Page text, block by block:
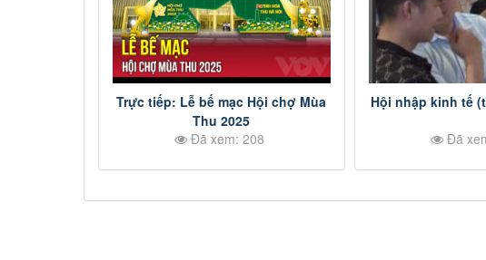
Trực tiếp: Lễ bế mạc Hội chợ Mùa
Thu 2025
Đã xem: 208
Hội nhập kinh tế
Đã